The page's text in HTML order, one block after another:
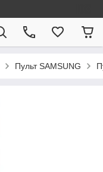
Пульт SAMSUNG